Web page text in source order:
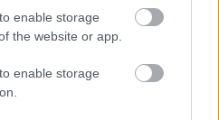
enable storage
the website or app.
enable storage
που βοηθούν στη
στο blue light. Ένα από